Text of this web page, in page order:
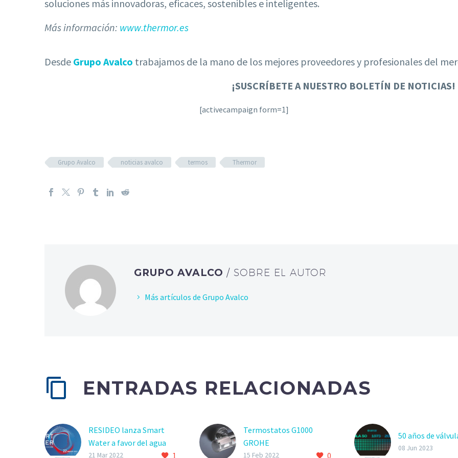
soluciones más innovadoras, eficaces, sostenibles e inteligentes.
Más información: www.thermor.es
Desde Grupo Avalco trabajamos de la mano de los mejores proveedores y profesionales del
¡SUSCRÍBETE A NUESTRO BOLETÍN DE NOTICIAS!
[activecampaign form=1]
Grupo Avalco noticias avalco termos Thermor
GRUPO AVALCO/ SOBRE EL AUTOR
Más artículos de Grupo Avalco
ENTRADAS RELACIONADAS
RESIDEO lanza Smart
Water a favor del agua
El evento digital
1
21 Mar 2022
Termostatos G1000
GROHE
AÑADE CONFORT A TU 0
15 Feb 2022
50 años de
08 Jun 2023